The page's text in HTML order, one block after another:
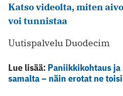
Katso videolta, miten
voi tunnistaa
Uutispalvelu Duodecim
Lue lisää: Paniikkikohtaus
samalta – näin erotat ne